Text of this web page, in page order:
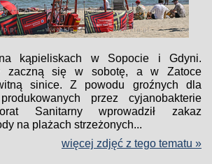
kąpieliskach w Sopocie i Gdyni.
zaczną się w sobotę, a w Zatoce
sinice. Z powodu groźnych dla
przez cyjanobakterie
Sanitarny wprowadził zakaz
na plażach strzeżonych...
więcej zdjęć z tego tematu »